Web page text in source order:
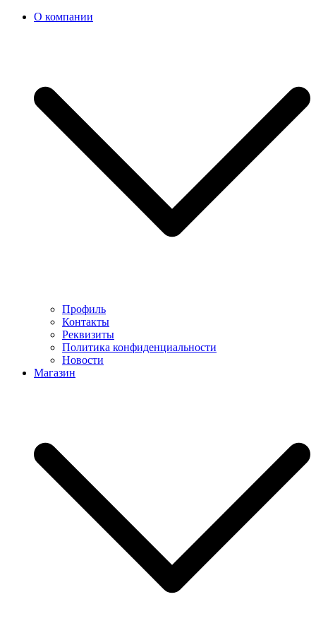
О компании
Профиль
Контакты
Реквизиты
Политика конфиденциальности
Новости
Магазин